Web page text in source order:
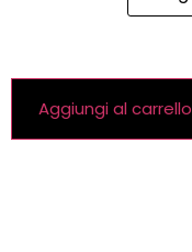
Aggiungi al carrello